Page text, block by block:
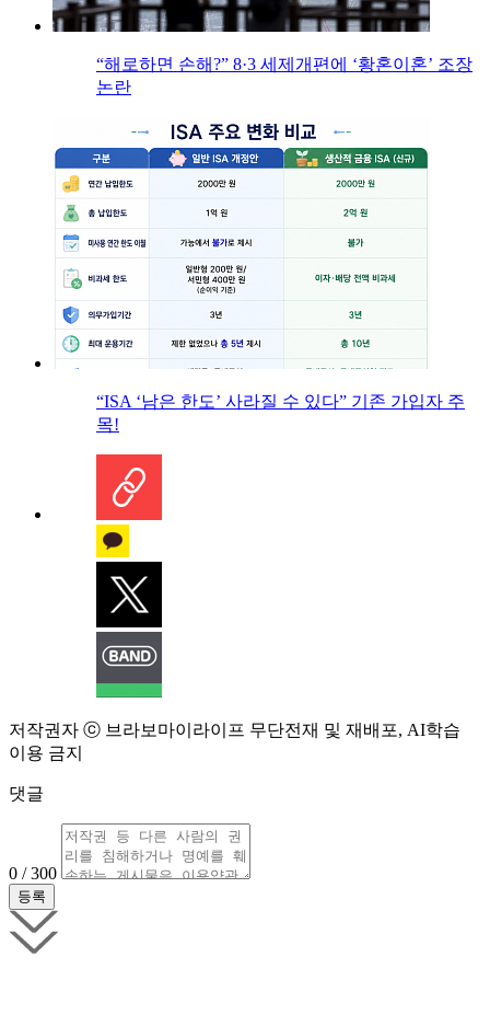
“해로하면 손해?” 8·3 세제개편에 ‘황혼이혼’ 조장
논란
“ISA ‘남은 한도’ 사라질 수 있다” 기존 가입자 주
목!
저작권자 ⓒ 브라보마이라이프 무단전재 및 재배포, AI학습
이용 금지
댓글
0 / 300